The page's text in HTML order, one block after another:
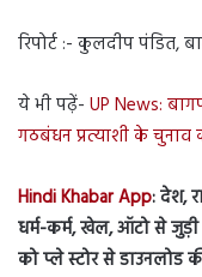
रिपोर्ट :- कुलदीप पंडित,
ये भी पढ़ें- UP News:
गठबंधन प्रत्याशी के चुनाव
Hindi Khabar App: देश,
धर्म-कर्म, खेल, ऑटो से
को प्ले स्टोर से डाउनलोड